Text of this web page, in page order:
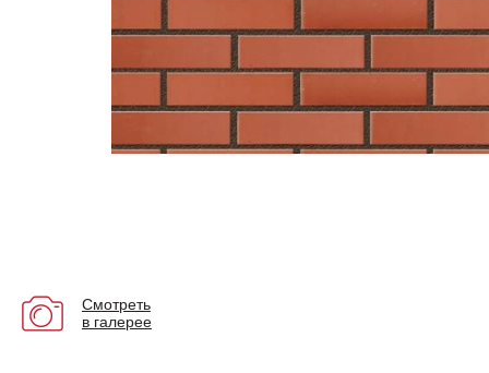
Смотреть
в галерее